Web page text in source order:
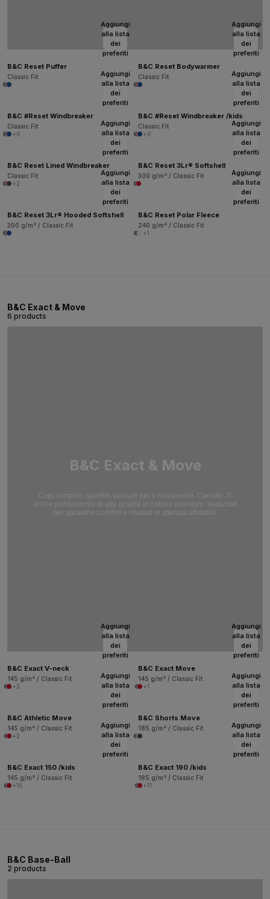
Aggiungi
alla lista
dei
preferiti
B&C Reset Puffer
Classic Fit
Aggiungi
alla lista
dei
preferiti
B&C Reset Bodywarmer
Classic Fit
Aggiungi
alla lista
dei
preferiti
B&C #Reset Windbreaker
Classic Fit
+6
Aggiungi
alla lista
dei
preferiti
B&C #Reset Windbreaker /kids
Classic Fit
+6
Aggiungi
alla lista
dei
preferiti
B&C Reset Lined Windbreaker
Classic Fit
+2
Aggiungi
alla lista
dei
preferiti
B&C Reset 3Lr® Softshell
300 g/m² / Classic Fit
Aggiungi
alla lista
dei
preferiti
B&C Reset 3Lr® Hooded Softshell
300 g/m² / Classic Fit
Aggiungi
alla lista
dei
preferiti
B&C Reset Polar Fleece
240 g/m² / Classic Fit
+1
B&C Exact & Move
6 products
B&C Exact & Move
Capi semplici, sportivi, pensati per il movimento. Canotte, T-
shirt e pantaloncini di alta qualità in cotone premium, realizzati
per garantire comfort e risultati di stampa affidabili.
Aggiungi
alla lista
dei
preferiti
B&C Exact V-neck
145 g/m² / Classic Fit
+3
Aggiungi
alla lista
dei
preferiti
B&C Exact Move
145 g/m² / Classic Fit
+1
Aggiungi
alla lista
dei
preferiti
B&C Athletic Move
145 g/m² / Classic Fit
+2
Aggiungi
alla lista
dei
preferiti
B&C Shorts Move
185 g/m² / Classic Fit
Aggiungi
alla lista
dei
preferiti
B&C Exact 150 /kids
145 g/m² / Classic Fit
+16
Aggiungi
alla lista
dei
preferiti
B&C Exact 190 /kids
185 g/m² / Classic Fit
+11
B&C Base-Ball
2 products